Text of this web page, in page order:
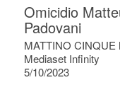
Omicidio
Padovani
MATTINO CINQUE
Mediaset Infinity
5/10/2023